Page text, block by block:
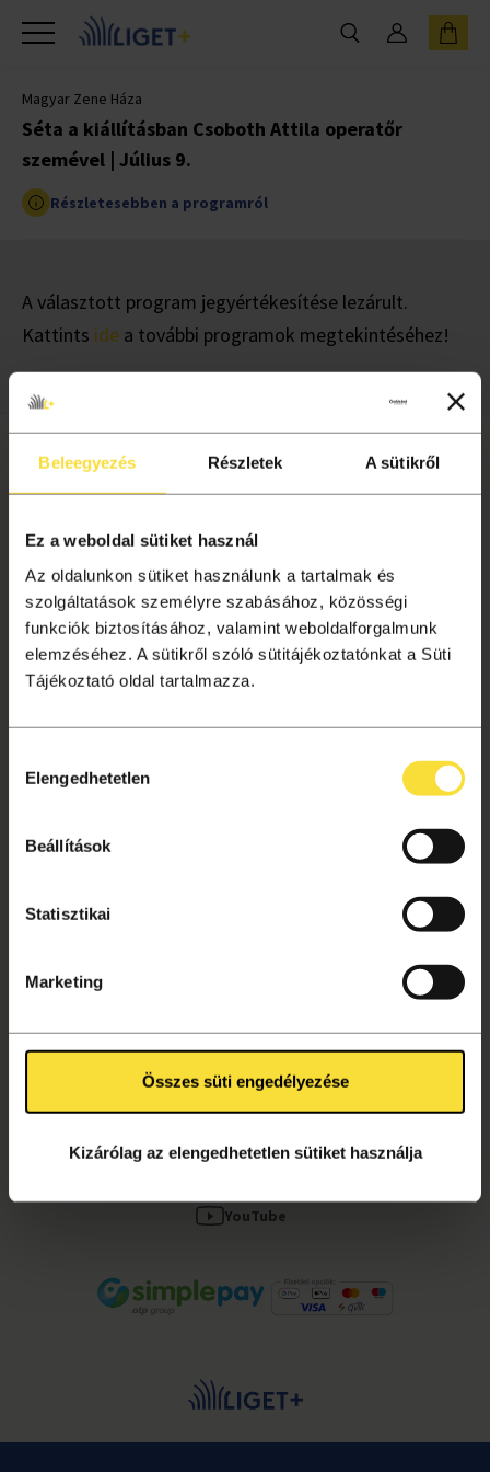
Beleegyezés Részletek A sütikről
Ez a weboldal sütiket használ
Az oldalunkon sütiket használunk a tartalmak és
szolgáltatások személyre szabásához, közösségi
funkciók biztosításához, valamint weboldalforgalmunk
elemzéséhez. A sütikről szóló sütitájékoztatónkat a Süti
Tájékoztató oldal tartalmazza.
kiválasztása
Elengedhetetlen
Beállítások
Statisztikai
Marketing
Összes süti engedélyezése
Kizárólag az elengedhetetlen sütiket használja
Magyar Zene Háza
Séta a kiállításban Csoboth Attila operatőr
szemével | Július 9.
Részletesebben a programról
A választott program jegyértékesítése lezárult.
Kattints ide a további programok megtekintéséhez!
INFORMÁCIÓ
Tagságok
Aktuális információk
Gyakori kérdések
Jegyvásárlás
Ajándékutalvány
KÖVESS MINKET!
Facebook
YouTube